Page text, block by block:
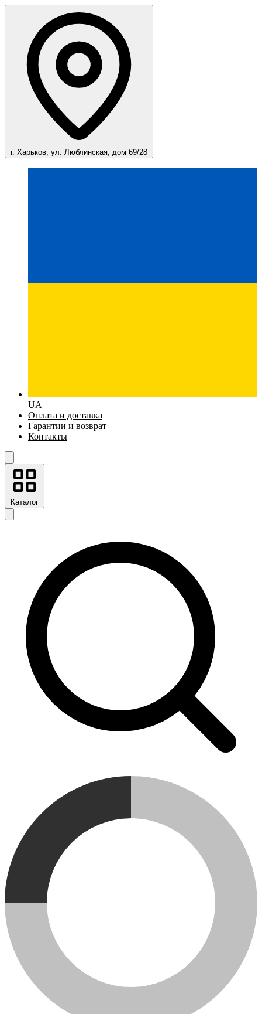
г. Харьков, ул. Люблинская, дом 69/28
UA
Оплата и доставка
Гарантии и возврат
Контакты
Каталог